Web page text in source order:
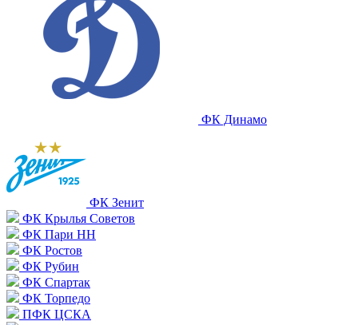
ФК Динамо
ФК Зенит
ФК Крылья Советов
ФК Пари НН
ФК Ростов
ФК Рубин
ФК Спартак
ФК Торпедо
ПФК ЦСКА